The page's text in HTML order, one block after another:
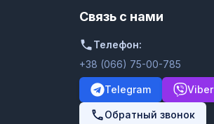
Связь с нами
Телефон:
+38 (066) 75-00-785
Telegram Viber
Обратный звонок